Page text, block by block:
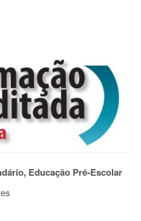
Educação Pré-Escolar